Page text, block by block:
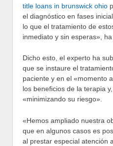
title loans in brunswick ohio
el diagnóstico en fases
lo que el tratamiento de
inmediato y sin esperas», ha
Dicho esto, el experto ha
que se instaure el
paciente y en el «momento
los beneficios de la terapia
«minimizando su riesgo».
«Hemos ampliado nuestra
que en algunos casos es
al prestar especial atención